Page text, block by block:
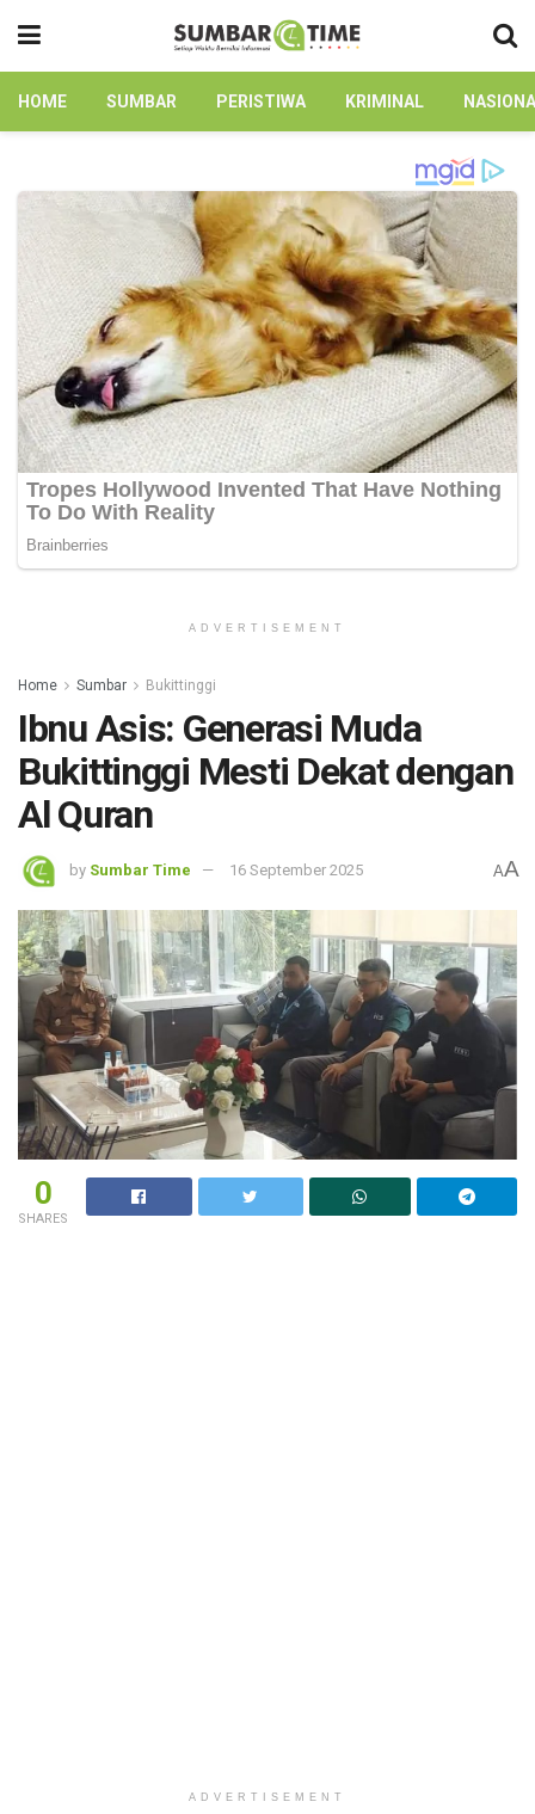
HOME SUMBAR PERISTIWA KRIMINAL
ADVERTISEMENT
Home Sumbar Bukittinggi
Ibnu Asis: Generasi Muda
Bukittinggi Mesti Dekat dengan
Al Quran
by Sumbar Time 16 September 2025 AA
0
SHARES
ADVERTISEMENT